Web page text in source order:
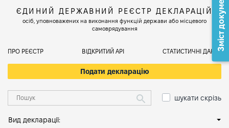
ЄДИНИЙ ДЕРЖАВНИЙ РЕЄСТР ДЕКЛАРАЦІЙ
осіб, уповноважених на виконання функцій держави або місцевого
самоврядування
ПРО РЕЄСТР ВІДКРИТИЙ АРІ СТАТИСТИЧНІ ДАНІ
Подати декларацію
шукати скрізь
Вид декларації:
Зміст документа